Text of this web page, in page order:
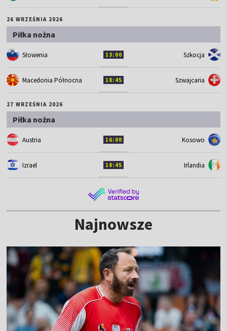
26 WRZEŚNIA 2026
Piłka nożna
Słowenia 13:00 Szkocja
Macedonia Północna 18:45 Szwajcaria
27 WRZEŚNIA 2026
Piłka nożna
Austria 16:00 Kosowo
Izrael 18:45 Irlandia
Najnowsze